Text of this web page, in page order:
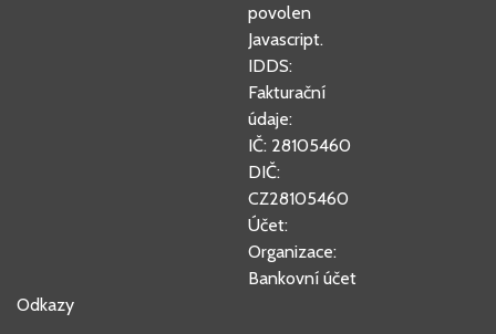
povolen
Javascript.
IDDS:
Fakturační
údaje:
IČ: 28105460
DIČ:
CZ28105460
Účet:
Organizace:
Bankovní účet
Odkazy